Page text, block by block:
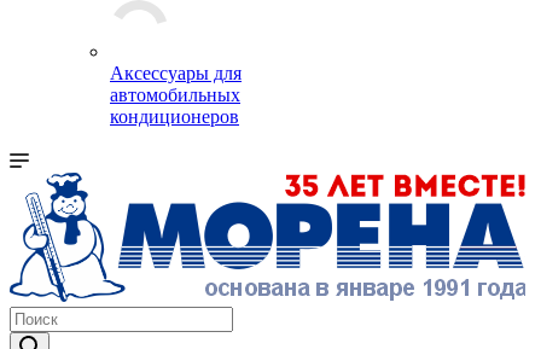
Аксессуары для
автомобильных
кондиционеров